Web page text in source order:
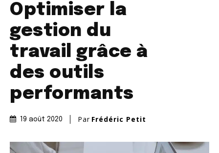
Optimiser la
gestion du
travail grâce à
des outils
performants
19 août 2020 Par Frédéric Petit